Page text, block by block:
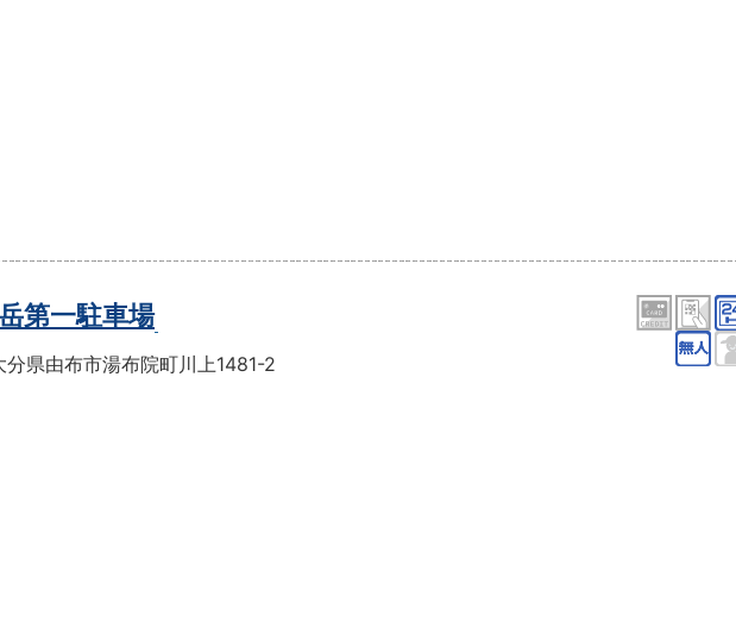
第一駐車場
分県由布市湯布院町川上1481-2